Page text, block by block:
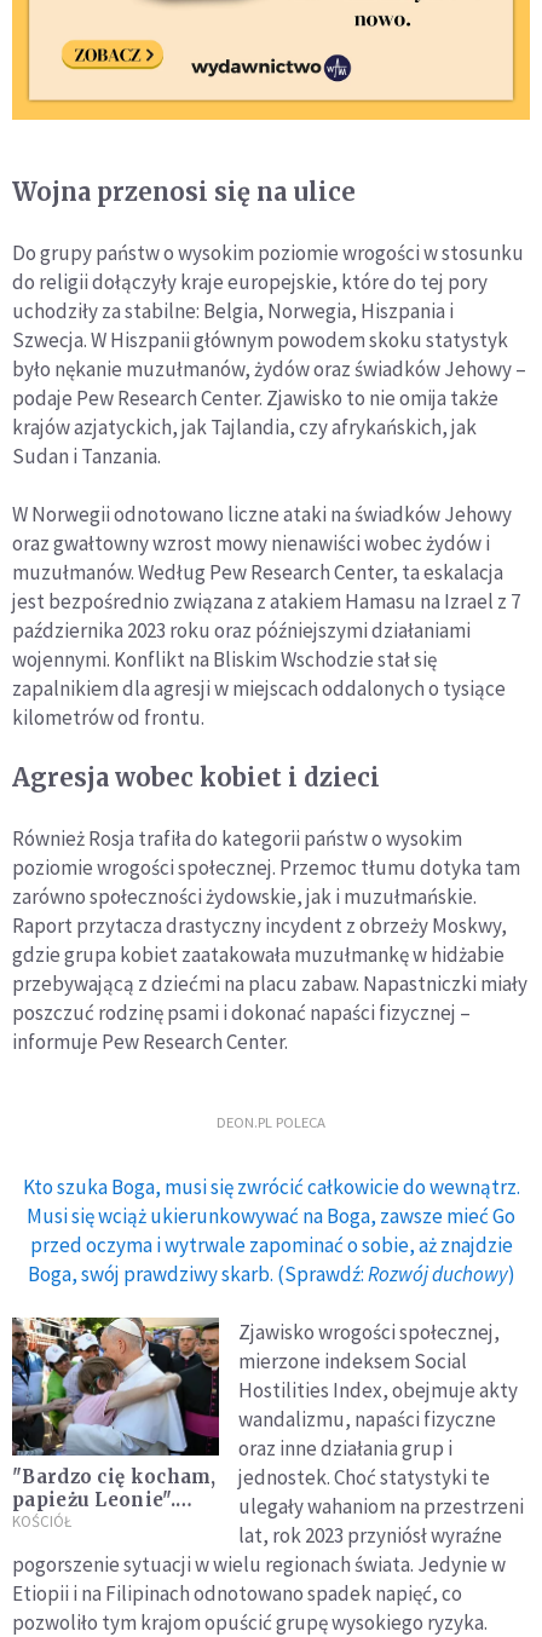
Wojna przenosi się na ulice
Do grupy państw o wysokim poziomie wrogości w stosunku
do religii dołączyły kraje europejskie, które do tej pory
uchodziły za stabilne: Belgia, Norwegia, Hiszpania i
Szwecja. W Hiszpanii głównym powodem skoku statystyk
było nękanie muzułmanów, żydów oraz świadków Jehowy –
podaje Pew Research Center. Zjawisko to nie omija także
krajów azjatyckich, jak Tajlandia, czy afrykańskich, jak
Sudan i Tanzania.
W Norwegii odnotowano liczne ataki na świadków Jehowy
oraz gwałtowny wzrost mowy nienawiści wobec żydów i
muzułmanów. Według Pew Research Center, ta eskalacja
jest bezpośrednio związana z atakiem Hamasu na Izrael z 7
października 2023 roku oraz późniejszymi działaniami
wojennymi. Konflikt na Bliskim Wschodzie stał się
zapalnikiem dla agresji w miejscach oddalonych o tysiące
kilometrów od frontu.
Agresja wobec kobiet i dzieci
Również Rosja trafiła do kategorii państw o wysokim
poziomie wrogości społecznej. Przemoc tłumu dotyka tam
zarówno społeczności żydowskie, jak i muzułmańskie.
Raport przytacza drastyczny incydent z obrzeży Moskwy,
gdzie grupa kobiet zaatakowała muzułmankę w hidżabie
przebywającą z dziećmi na placu zabaw. Napastniczki miały
poszczuć rodzinę psami i dokonać napaści fizycznej –
informuje Pew Research Center.
DEON.PL POLECA
Kto szuka Boga, musi się zwrócić całkowicie do wewnątrz.
Musi się wciąż ukierunkowywać na Boga, zawsze mieć Go
przed oczyma i wytrwale zapominać o sobie, aż znajdzie
Boga, swój prawdziwy skarb. (Sprawdź:Rozwój duchowy)
"Bardzo cię kocham,
papieżu Leonie".
Olga spełniła swoje
teraz chce zostać
świętą
KOŚCIÓŁ
Zjawisko wrogości społecznej,
mierzone indeksem Social
Hostilities Index, obejmuje akty
wandalizmu, napaści fizyczne
oraz inne działania grup i
jednostek. Choć statystyki te
ulegały wahaniom na przestrzeni
lat, rok 2023 przyniósł wyraźne
pogorszenie sytuacji w wielu regionach świata. Jedynie w
Etiopii i na Filipinach odnotowano spadek napięć, co
pozwoliło tym krajom opuścić grupę wysokiego ryzyka.